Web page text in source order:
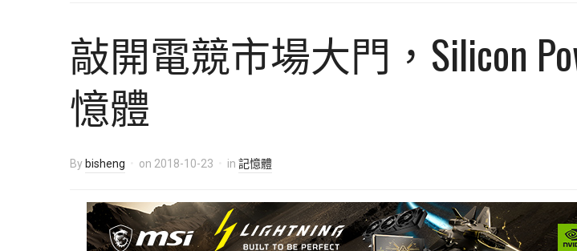
敲開電競市場大門，Silicon
憶體
By bisheng on 2018-10-23 in 記憶體